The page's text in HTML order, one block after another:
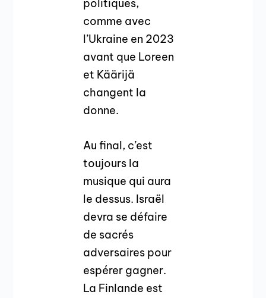
politiques,
comme avec
l’Ukraine en 2023
avant que Loreen
et Käärijä
changent la
donne.
Au final, c’est
toujours la
musique qui aura
le dessus. Israël
devra se défaire
de sacrés
adversaires pour
espérer gagner.
La Finlande est